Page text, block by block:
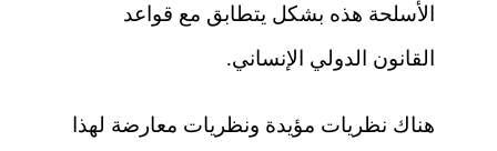
الأسلحة هذه بشكل يتطابق مع قواعد
القانون الدولي الإنساني.
هناك نظريات مؤيدة ونظريات معارضة لهذا